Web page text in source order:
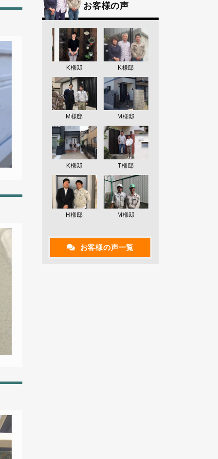
お客様の声
K様邸 K様邸
M様邸 M様邸
K様邸 T様邸
H様邸 M様邸
お客様の声一覧